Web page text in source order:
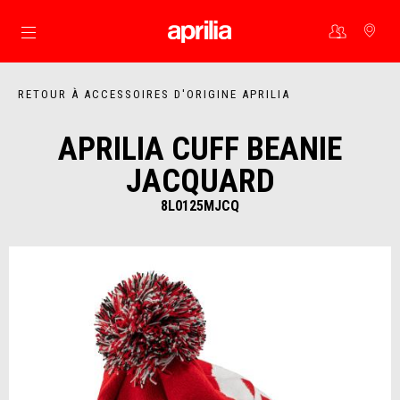
Aller au contenu principal
RETOUR À ACCESSOIRES D'ORIGINE APRILIA
APRILIA CUFF BEANIE
JACQUARD
8L0125MJCQ